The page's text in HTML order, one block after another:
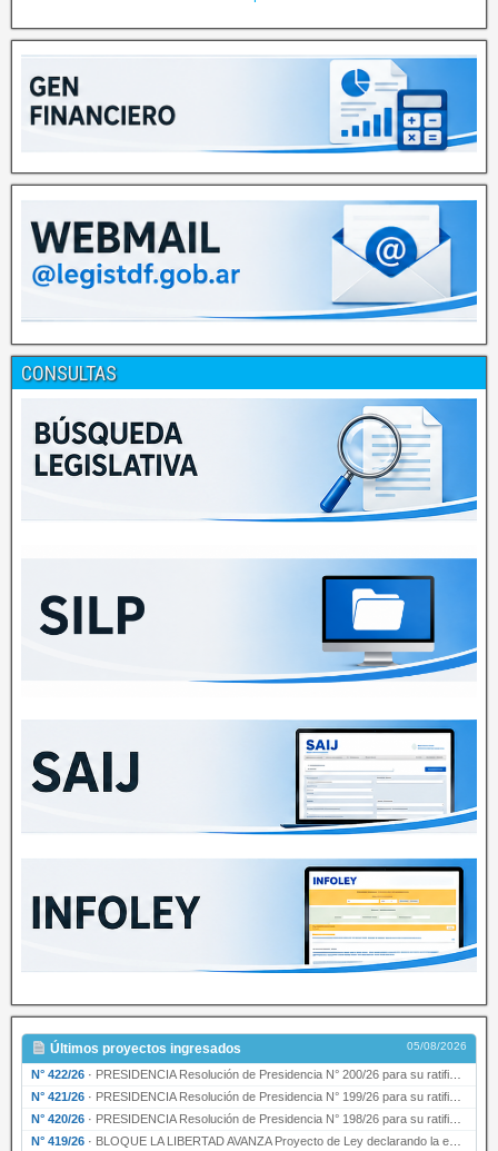
CONSULTAS
Últimos proyectos ingresados 05/08/2026
N° 422/26 · PRESIDENCIA Resolución de Presidencia N° 200/26 para su ratificación.
N° 421/26 · PRESIDENCIA Resolución de Presidencia N° 199/26 para su ratificación.
N° 420/26 · PRESIDENCIA Resolución de Presidencia N° 198/26 para su ratificación.
N° 419/26 · BLOQUE LA LIBERTAD AVANZA Proyecto de Ley declarando la esencialidad del servicio educativ…